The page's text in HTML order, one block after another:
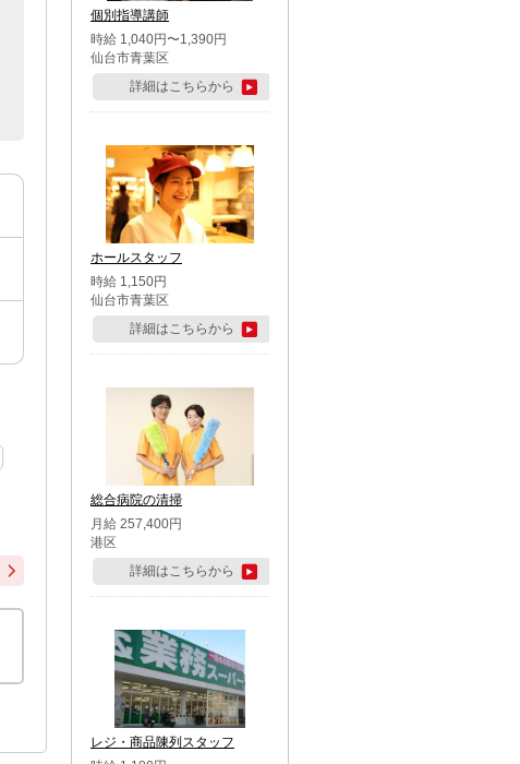
個別指導講師
時給 1,040円〜1,390円
仙台市青葉区
詳細はこちらから
ホールスタッフ
時給 1,150円
仙台市青葉区
詳細はこちらから
総合病院の清掃
月給 257,400円
港区
詳細はこちらから
レジ・商品陳列スタッフ